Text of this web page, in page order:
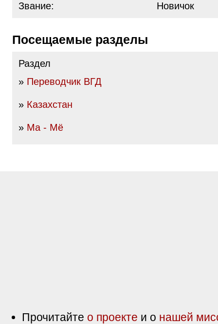
Звание:
Новичок
Посещаемые разделы
Раздел
» Переводчик ВГД
» Казахстан
» Ма - Мё
Прочитайте о проекте и о нашей